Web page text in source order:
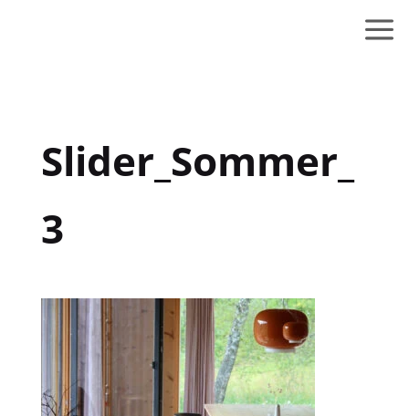
Slider_Sommer_
3